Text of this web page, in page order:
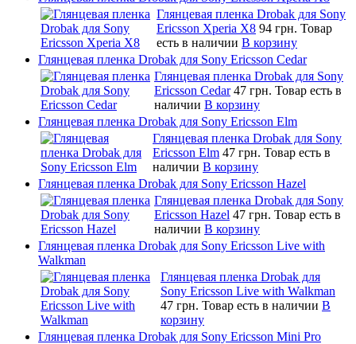
Глянцевая пленка Drobak для Sony
Ericsson Xperia X8 94 грн. Товар
есть в наличии В корзину
Глянцевая пленка Drobak для Sony Ericsson Cedar
Глянцевая пленка Drobak для Sony
Ericsson Cedar 47 грн. Товар есть в
наличии В корзину
Глянцевая пленка Drobak для Sony Ericsson Elm
Глянцевая пленка Drobak для Sony
Ericsson Elm 47 грн. Товар есть в
наличии В корзину
Глянцевая пленка Drobak для Sony Ericsson Hazel
Глянцевая пленка Drobak для Sony
Ericsson Hazel 47 грн. Товар есть в
наличии В корзину
Глянцевая пленка Drobak для Sony Ericsson Live with
Walkman
Глянцевая пленка Drobak для
Sony Ericsson Live with Walkman
47 грн. Товар есть в наличии В
корзину
Глянцевая пленка Drobak для Sony Ericsson Mini Pro